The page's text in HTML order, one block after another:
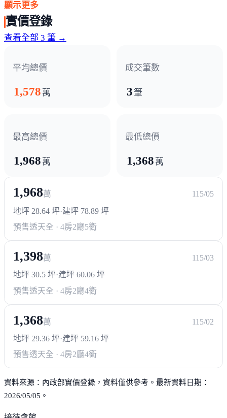
熱門商圈
農會 戶政事務所 學甲分局
其他
葉王交趾陶文物館
頑皮世界野生動物園
顯示更多
實價登錄
查看全部 3 筆 →
平均總價
1,578 萬
成交筆數
3筆
最高總價
1,968 萬
最低總價
1,368 萬
1,968萬
115/05
地坪 28.64 坪·建坪 78.89 坪
預售透天全 · 4房2廳5衛
1,398萬
115/03
地坪 30.5 坪·建坪 60.06 坪
預售透天全 · 4房2廳4衛
1,368萬
115/02
地坪 29.36 坪·建坪 59.16 坪
預售透天全 · 4房2廳4衛
資料來源：內政部實價登錄，資料僅供參考。最新資料日期：
2026/05/05。